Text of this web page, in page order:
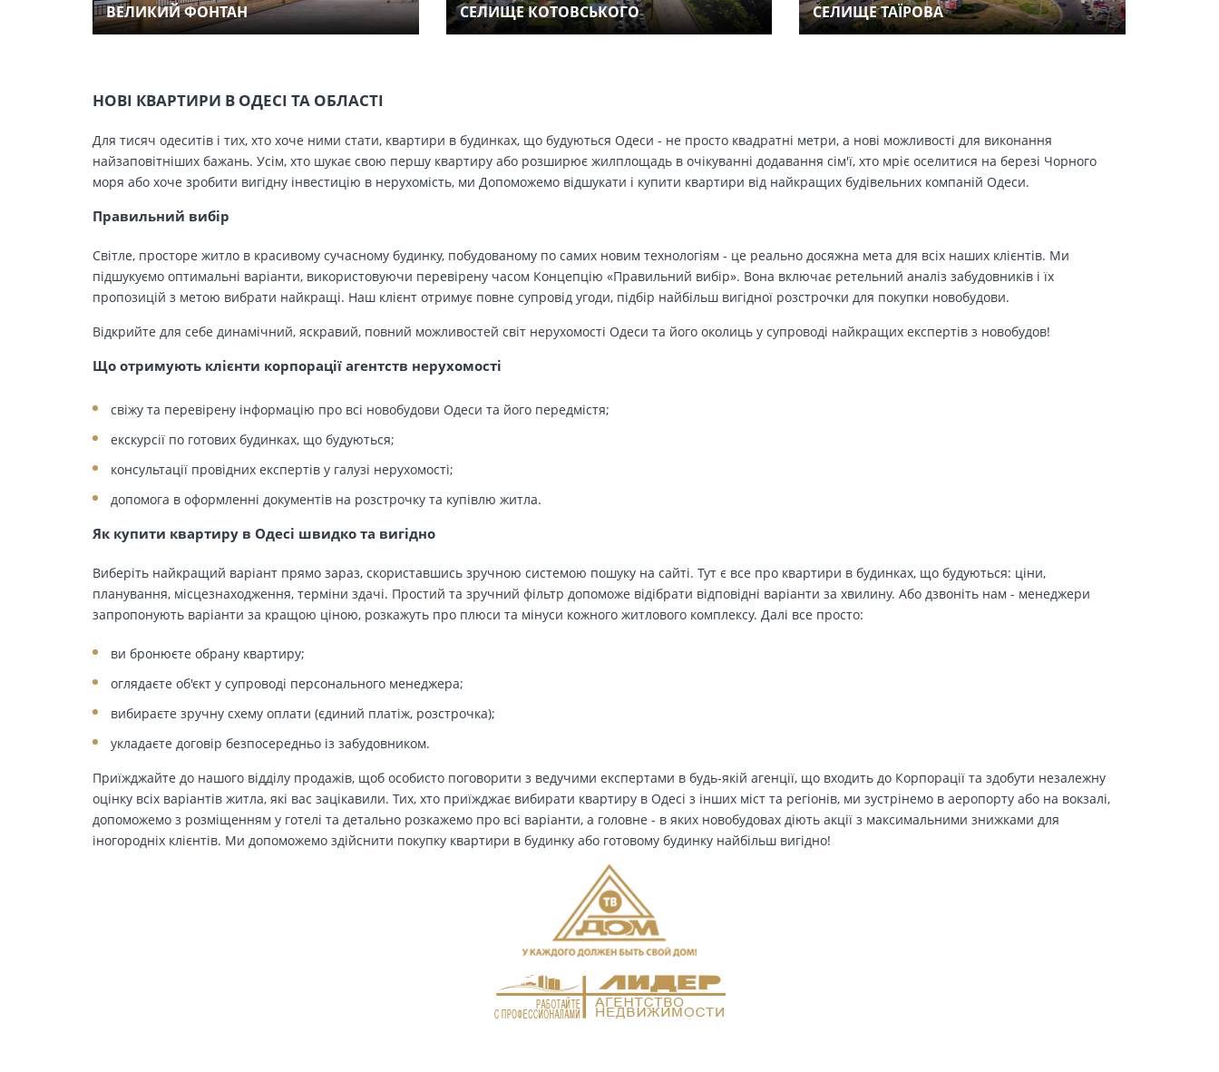
ВЕЛИКИЙ ФОНТАН СЕЛИЩЕ КОТОВСЬКОГО СЕЛИЩЕ ТАЇРОВА
НОВІ КВАРТИРИ В ОДЕСІ ТА ОБЛАСТІ
Для тисяч одеситів і тих, хто хоче ними стати, квартири в будинках, що будуються Одеси - не просто квадратні метри, а нові можливості для виконання
найзаповітніших бажань. Усім, хто шукає свою першу квартиру або розширює жилплощадь в очікуванні додавання сім'ї, хто мріє оселитися на березі Чорного
моря або хоче зробити вигідну інвестицію в нерухомість, ми Допоможемо відшукати і купити квартири від найкращих будівельних компаній Одеси.
Правильний вибір
Світле, просторе житло в красивому сучасному будинку, побудованому по самих новим технологіям - це реально досяжна мета для всіх наших клієнтів. Ми
підшукуємо оптимальні варіанти, використовуючи перевірену часом Концепцію «Правильний вибір». Вона включає ретельний аналіз забудовників і їх
пропозицій з метою вибрати найкращі. Наш клієнт отримує повне супровід угоди, підбір найбільш вигідної розстрочки для покупки новобудови.
Відкрийте для себе динамічний, яскравий, повний можливостей світ нерухомості Одеси та його околиць у супроводі найкращих експертів з новобудов!
Що отримують клієнти корпорації агентств нерухомості
свіжу та перевірену інформацію про всі новобудови Одеси та його передмістя;
екскурсії по готових будинках, що будуються;
консультації провідних експертів у галузі нерухомості;
допомога в оформленні документів на розстрочку та купівлю житла.
Як купити квартиру в Одесі швидко та вигідно
Виберіть найкращий варіант прямо зараз, скориставшись зручною системою пошуку на сайті. Тут є все про квартири в будинках, що будуються: ціни,
планування, місцезнаходження, терміни здачі. Простий та зручний фільтр допоможе відібрати відповідні варіанти за хвилину. Або дзвоніть нам - менеджери
запропонують варіанти за кращою ціною, розкажуть про плюси та мінуси кожного житлового комплексу. Далі все просто:
ви бронюєте обрану квартиру;
оглядаєте об'єкт у супроводі персонального менеджера;
вибираєте зручну схему оплати (єдиний платіж, розстрочка);
укладаєте договір безпосередньо із забудовником.
Приїжджайте до нашого відділу продажів, щоб особисто поговорити з ведучими експертами в будь-якій агенції, що входить до Корпорації та здобути незалежну
оцінку всіх варіантів житла, які вас зацікавили. Тих, хто приїжджає вибирати квартиру в Одесі з інших міст та регіонів, ми зустрінемо в аеропорту або на вокзалі,
допоможемо з розміщенням у готелі та детально розкажемо про всі варіанти, а головне - в яких новобудовах діють акції з максимальними знижками для
іногородніх клієнтів. Ми допоможемо здійснити покупку квартири в будинку або готовому будинку найбільш вигідно!